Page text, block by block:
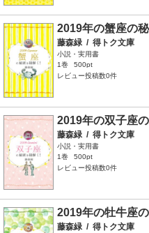
2019年の蟹座の
藤森緑 / 得トク文庫
小説・実用書
1巻
500pt
レビュー投稿数0件
2019年の双子座
藤森緑 / 得トク文庫
小説・実用書
1巻
500pt
レビュー投稿数0件
2019年の牡牛座
藤森緑 / 得トク文庫